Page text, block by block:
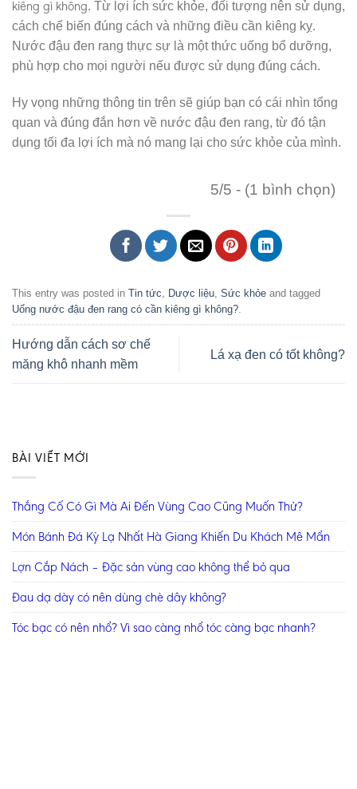
kiêng gì không. Từ lợi ích sức khỏe, đối tượng nên sử dụng,
cách chế biến đúng cách và những điều cần kiêng kỵ.
Nước đậu đen rang thực sự là một thức uống bổ dưỡng,
phù hợp cho mọi người nếu được sử dụng đúng cách.
Hy vọng những thông tin trên sẽ giúp bạn có cái nhìn tổng
quan và đúng đắn hơn về nước đậu đen rang, từ đó tận
dụng tối đa lợi ích mà nó mang lại cho sức khỏe của mình.
5/5 - (1 bình chọn)
This entry was posted in Tin tức, Dược liệu, Sức khỏe and tagged
Uống nước đậu đen rang có cần kiêng gì không?.
Hướng dẫn cách sơ chế
măng khô nhanh mềm
Lá xạ đen có tốt không?
BÀI VIẾT MỚI
Thắng Cố Có Gì Mà Ai Đến Vùng Cao Cũng Muốn Thử?
Món Bánh Đá Kỳ Lạ Nhất Hà Giang Khiến Du Khách Mê Mẩn
Lợn Cắp Nách – Đặc sản vùng cao không thể bỏ qua
Đau dạ dày có nên dùng chè dây không?
Tóc bạc có nên nhổ? Vì sao càng nhổ tóc càng bạc nhanh?